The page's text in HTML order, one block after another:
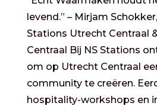
levend.” – Mirjam
Stations Utrecht Centraal
Centraal Bij NS Stations
om op Utrecht Centraal
community te creëren.
hospitality-workshops en